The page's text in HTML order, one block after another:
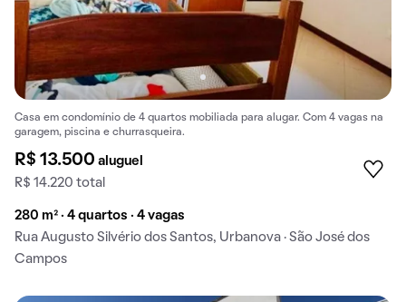
Casa em condomínio de 4 quartos mobiliada para alugar. Com 4 vagas na
garagem, piscina e churrasqueira.
R$ 13.500aluguel
R$ 14.220 total
280 m² · 4 quartos · 4 vagas
Rua Augusto Silvério dos Santos, Urbanova · São José dos
Campos